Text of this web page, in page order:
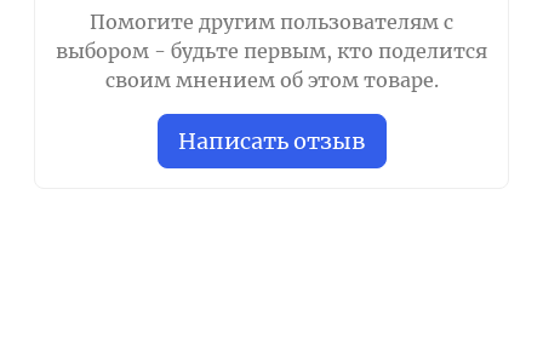
Помогите другим пользователям с
выбором - будьте первым, кто поделится
своим мнением об этом товаре.
Написать отзыв